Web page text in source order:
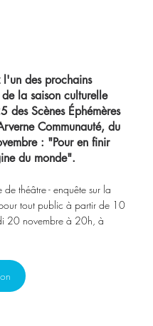
l'un des prochains
la saison culturelle
des Scènes Éphémères
Communauté, du
: "Pour en finir
du monde".
de théâtre - enquête sur la
tout public à partir de 10
20 novembre à 20h, à